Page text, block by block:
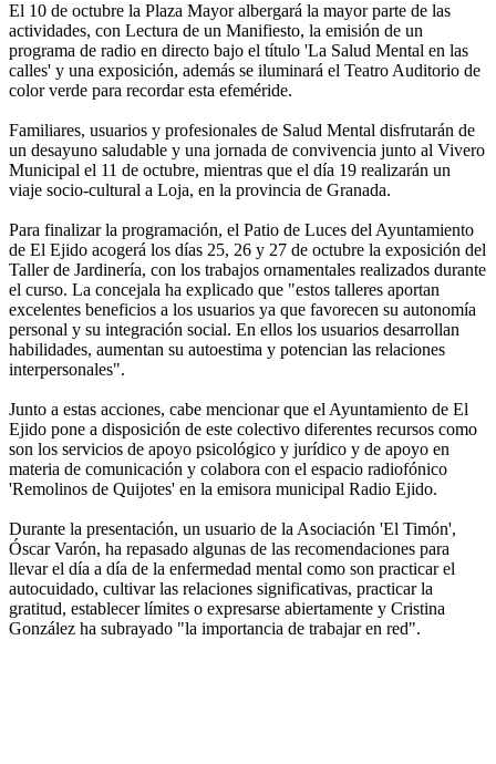
El 10 de octubre la Plaza Mayor albergará la mayor parte de las
actividades, con Lectura de un Manifiesto, la emisión de un
programa de radio en directo bajo el título 'La Salud Mental en las
calles' y una exposición, además se iluminará el Teatro Auditorio de
color verde para recordar esta efeméride.
Familiares, usuarios y profesionales de Salud Mental disfrutarán de
un desayuno saludable y una jornada de convivencia junto al Vivero
Municipal el 11 de octubre, mientras que el día 19 realizarán un
viaje socio-cultural a Loja, en la provincia de Granada.
Para finalizar la programación, el Patio de Luces del Ayuntamiento
de El Ejido acogerá los días 25, 26 y 27 de octubre la exposición del
Taller de Jardinería, con los trabajos ornamentales realizados durante
el curso. La concejala ha explicado que "estos talleres aportan
excelentes beneficios a los usuarios ya que favorecen su autonomía
personal y su integración social. En ellos los usuarios desarrollan
habilidades, aumentan su autoestima y potencian las relaciones
interpersonales".
Junto a estas acciones, cabe mencionar que el Ayuntamiento de El
Ejido pone a disposición de este colectivo diferentes recursos como
son los servicios de apoyo psicológico y jurídico y de apoyo en
materia de comunicación y colabora con el espacio radiofónico
'Remolinos de Quijotes' en la emisora municipal Radio Ejido.
Durante la presentación, un usuario de la Asociación 'El Timón',
Óscar Varón, ha repasado algunas de las recomendaciones para
llevar el día a día de la enfermedad mental como son practicar el
autocuidado, cultivar las relaciones significativas, practicar la
gratitud, establecer límites o expresarse abiertamente y Cristina
González ha subrayado "la importancia de trabajar en red".